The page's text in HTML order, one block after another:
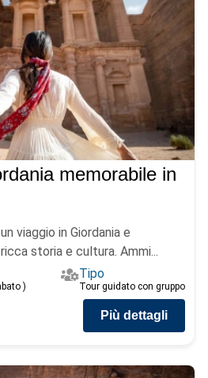
memorabile in
viaggio in Giordania e
storia e cultura. Ammi...
)
Tipo
Tour guidato con gruppo
Più dettagli